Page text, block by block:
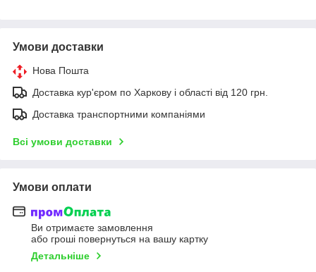
Умови доставки
Нова Пошта
Доставка кур'єром по Харкову і області від 120 грн.
Доставка транспортними компаніями
Всі умови доставки
Умови оплати
Ви отримаєте замовлення
або гроші повернуться на вашу картку
Детальніше